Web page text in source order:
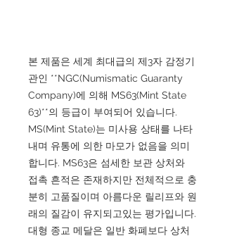
본 제품은 세계 최대급의 제3자 감정기
관인 **NGC(Numismatic Guaranty
Company)에 의해 MS63(Mint State
63)**의 등급이 부여되어 있습니다.
MS(Mint State)는 미사용 상태를 나타
내며 유통에 의한 마모가 없음을 의미
합니다. MS63은 섬세한 보관 상처와
접촉 흔적은 존재하지만 전체적으로 충
분히 고품질이며 아름다운 릴리프와 원
래의 질감이 유지되고있는 평가입니다.
대형 종교 메달은 일반 화폐보다 상처